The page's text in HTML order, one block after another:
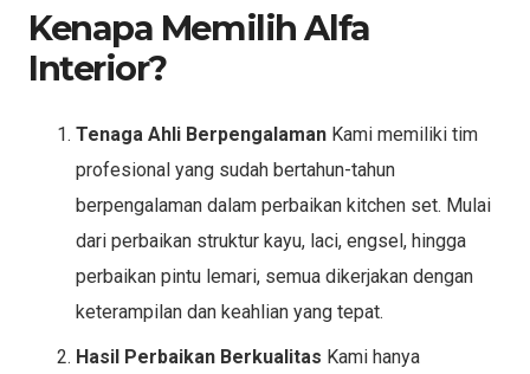
Kenapa Memilih Alfa
Interior?
Tenaga Ahli Berpengalaman Kami memiliki tim
profesional yang sudah bertahun-tahun
berpengalaman dalam perbaikan kitchen set. Mulai
dari perbaikan struktur kayu, laci, engsel, hingga
perbaikan pintu lemari, semua dikerjakan dengan
keterampilan dan keahlian yang tepat.
Hasil Perbaikan Berkualitas Kami hanya